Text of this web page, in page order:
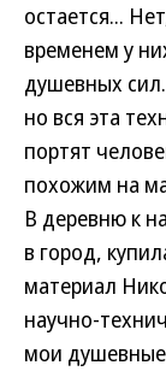
остается...
временем у
душевных
но вся эта
портят
похожим на
В деревню к
в город,
материал
научно-
мои душевные